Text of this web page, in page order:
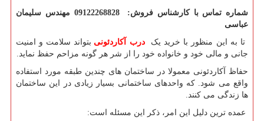
شماره تماس با کارشناس فروش: 09122268828 مهندس سلیمان
عباسی
تا به این منظور با خرید یکدرب آکاردئونی بتواند سلامت و امنیت
جانی و مالی خود و خانواده خود را از شر هر گونه مزاحم حفظ نماید.
حفاظ آکاردئونی معمولا در ساختمان های چندین طبقه مورد استفاده
واقع می شود. که واحدهای ساختمانی بسیار زیادی در این ساختمان
ها زندگی می کنند.
عمده ترین دلیل این امر، ذکر این مسئله است: